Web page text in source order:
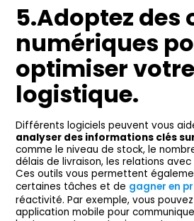
5.Adoptez des
numériques
optimiser votre
logistique.
Différents logiciels peuvent vous
analyser des informations clés
comme le niveau de stock, le
délais de livraison, les relations
Ces outils vous permettent
certaines tâches et de gagner en
réactivité. Par exemple, vous
application mobile pour